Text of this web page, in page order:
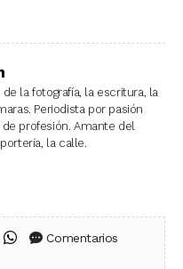
la fotografía, la escritura, la
Periodista por pasión
de profesión. Amante del
la calle.
en Facebook
en X (Twitter)
Compartir en WhatsApp
Comentarios